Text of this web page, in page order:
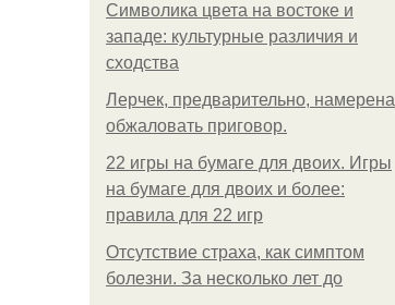
Символика цвета на востоке и
западе: культурные различия и
сходства
Лерчек, предварительно, намерена
обжаловать приговор.
22 игры на бумаге для двоих. Игры
на бумаге для двоих и более:
правила для 22 игр
Отсутствие страха, как симптом
болезни. За несколько лет до